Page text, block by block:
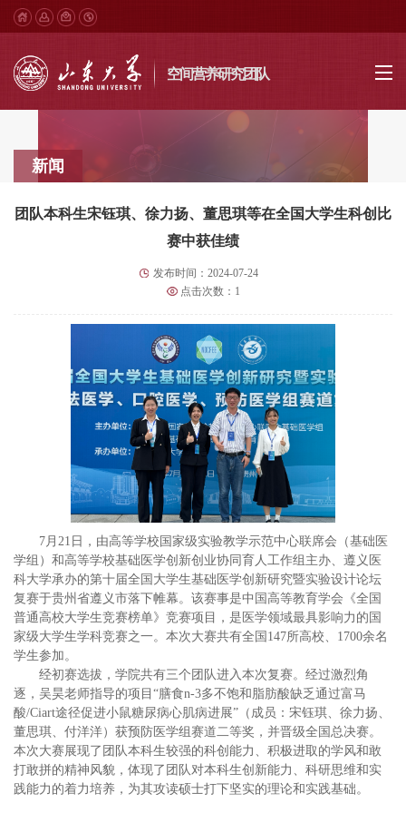
空间营养研究团队
新闻
团队本科生宋钰琪、徐力扬、董思琪等在全国大学生科创比
赛中获佳绩
发布时间：2024-07-24
点击次数： 1
7月21日，由高等学校国家级实验教学示范中心联席会（基础医
学组）和高等学校基础医学创新创业协同育人工作组主办、遵义医
科大学承办的第十届全国大学生基础医学创新研究暨实验设计论坛
复赛于贵州省遵义市落下帷幕。该赛事是中国高等教育学会《全国
普通高校大学生竞赛榜单》竞赛项目，是医学领域最具影响力的国
家级大学生学科竞赛之一。本次大赛共有全国147所高校、1700余名
学生参加。
经初赛选拔，学院共有三个团队进入本次复赛。经过激烈角
逐，吴昊老师指导的项目“膳食n-3多不饱和脂肪酸缺乏通过富马
酸/Ciart途径促进小鼠糖尿病心肌病进展” （成员：宋钰琪、徐力扬、
董思琪、付洋洋）获预防医学组赛道二等奖，并晋级全国总决赛。
本次大赛展现了团队本科生较强的科创能力、积极进取的学风和敢
打敢拼的精神风貌，体现了团队对本科生创新能力、科研思维和实
践能力的着力培养，为其攻读硕士打下坚实的理论和实践基础。